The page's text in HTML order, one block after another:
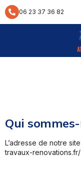
principal06 23 37 36 82
Qui
L’adresse de notre
travaux-renovations.fr/